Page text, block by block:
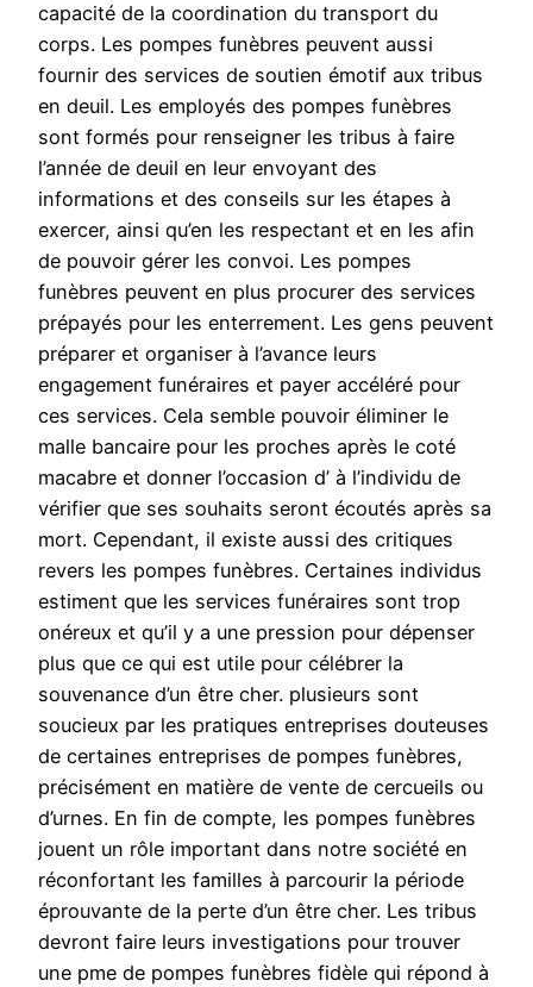
capacité de la coordination du transport du
corps. Les pompes funèbres peuvent aussi
fournir des services de soutien émotif aux tribus
en deuil. Les employés des pompes funèbres
sont formés pour renseigner les tribus à faire
l’année de deuil en leur envoyant des
informations et des conseils sur les étapes à
exercer, ainsi qu’en les respectant et en les afin
de pouvoir gérer les convoi. Les pompes
funèbres peuvent en plus procurer des services
prépayés pour les enterrement. Les gens peuvent
préparer et organiser à l’avance leurs
engagement funéraires et payer accéléré pour
ces services. Cela semble pouvoir éliminer le
malle bancaire pour les proches après le coté
macabre et donner l’occasion d’ à l’individu de
vérifier que ses souhaits seront écoutés après sa
mort. Cependant, il existe aussi des critiques
revers les pompes funèbres. Certaines individus
estiment que les services funéraires sont trop
onéreux et qu’il y a une pression pour dépenser
plus que ce qui est utile pour célébrer la
souvenance d’un être cher. plusieurs sont
soucieux par les pratiques entreprises douteuses
de certaines entreprises de pompes funèbres,
précisément en matière de vente de cercueils ou
d’urnes. En fin de compte, les pompes funèbres
jouent un rôle important dans notre société en
réconfortant les familles à parcourir la période
éprouvante de la perte d’un être cher. Les tribus
devront faire leurs investigations pour trouver
une pme de pompes funèbres fidèle qui répond à